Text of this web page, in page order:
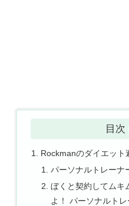
目次
Rockmanのダイエット
パーソナルトレーナ
ぼくと契約してムキ
よ！ パーソナルト